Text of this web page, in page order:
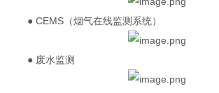
● CEMS（烟气在线监测系统）
● 废水监测